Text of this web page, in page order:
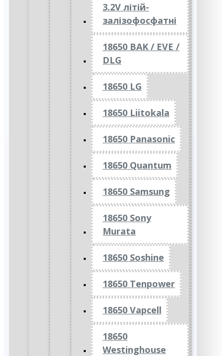
3.2V літій-
залізофосфатні
18650 BAK / EVE /
DLG
18650 LG
18650 Liitokala
18650 Panasonic
18650 Quantum
18650 Samsung
18650 Sony
Murata
18650 Soshine
18650 Tenpower
18650 Vapcell
18650
Westinghouse